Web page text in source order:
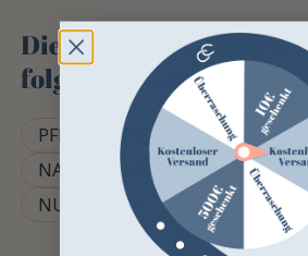
Dieses Produkt finden
folgenden Kategorien
PFERDELECKERLIS
NUTRI SWEET